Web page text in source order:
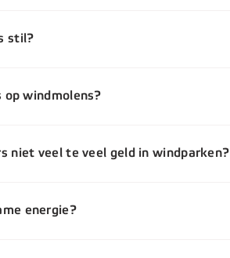
stil?
windmolens?
niet veel te veel geld in windparken?
energie?